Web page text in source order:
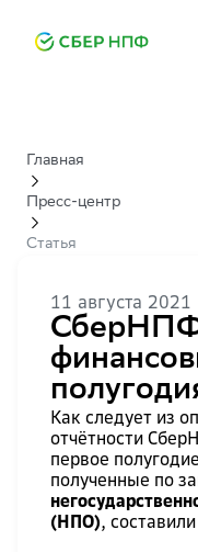
Главная
Пресс-центр
Статья
11 августа 2021
Как следует из
отчётности
первое
полученные по
(НПО),